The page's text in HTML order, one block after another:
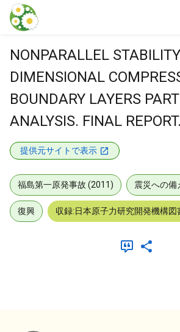
本文に飛ぶ
NONPARALLEL
DIMENSIONAL
BOUNDARY LAYERS
ANALYSIS. FINAL REPORT.
提供元サイトで表示
福島第一原発事故 (2011) 震災への備
復興 収録:日本原子力研究開発機構図